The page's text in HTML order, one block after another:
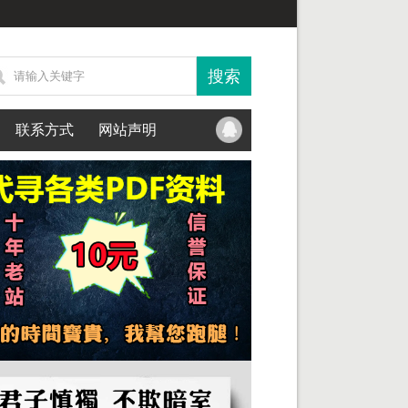
联系方式 网站声明